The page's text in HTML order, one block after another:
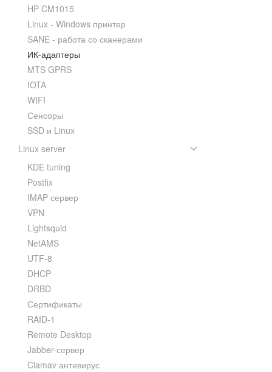
HP CM1015
Linux - Windows принтер
SANE - работа со сканерами
ИК-адаптеры
MTS GPRS
IOTA
WIFI
Сенсоры
SSD и Linux
Linux server
KDE tuning
Postfix
IMAP сервер
VPN
Lightsquid
NetAMS
UTF-8
DHCP
DRBD
Сертификаты
RAID-1
Remote Desktop
Jabber-сервер
Clamav антивирус